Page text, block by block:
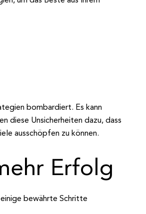
bombardiert. Es kann
diese Unsicherheiten dazu, dass
ausschöpfen zu können.
Erfolg
bewährte Schritte